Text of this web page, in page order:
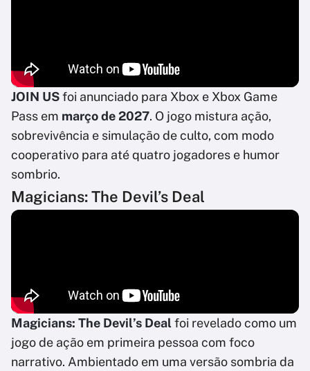
JOIN USfoi anunciado para Xbox e Xbox Game
Pass em março de 2027. O jogo mistura ação,
sobrevivência e simulação de culto, com modo
cooperativo para até quatro jogadores e humor
sombrio.
Magicians: The Devil’s Deal
Magicians: The Devil’s Dealfoi revelado como um
jogo de ação em primeira pessoa com foco
narrativo. Ambientado em uma versão sombria da